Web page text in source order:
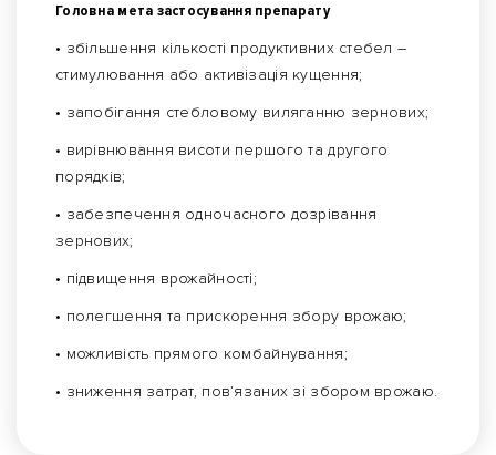
Головна мета застосування препарату
• збільшення кількості продуктивних стебел –
стимулювання або активізація кущення;
• запобігання стебловому виляганню зернових;
• вирівнювання висоти першого та другого
порядків;
• забезпечення одночасного дозрівання
зернових;
• підвищення врожайності;
• полегшення та прискорення збору врожаю;
• можливість прямого комбайнування;
• зниження затрат, пов’язаних зі збором врожаю.